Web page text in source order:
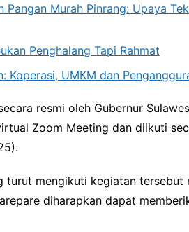
Pangan Murah Pinrang: Upaya
Penghalang Tapi Rahmat
Koperasi, UMKM dan
resmi oleh Gubernur
Zoom Meeting dan diikuti
turut mengikuti kegiatan tersebut
diharapkan dapat